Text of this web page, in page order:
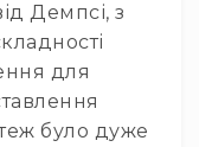
Демпсі, з
для
було дуже